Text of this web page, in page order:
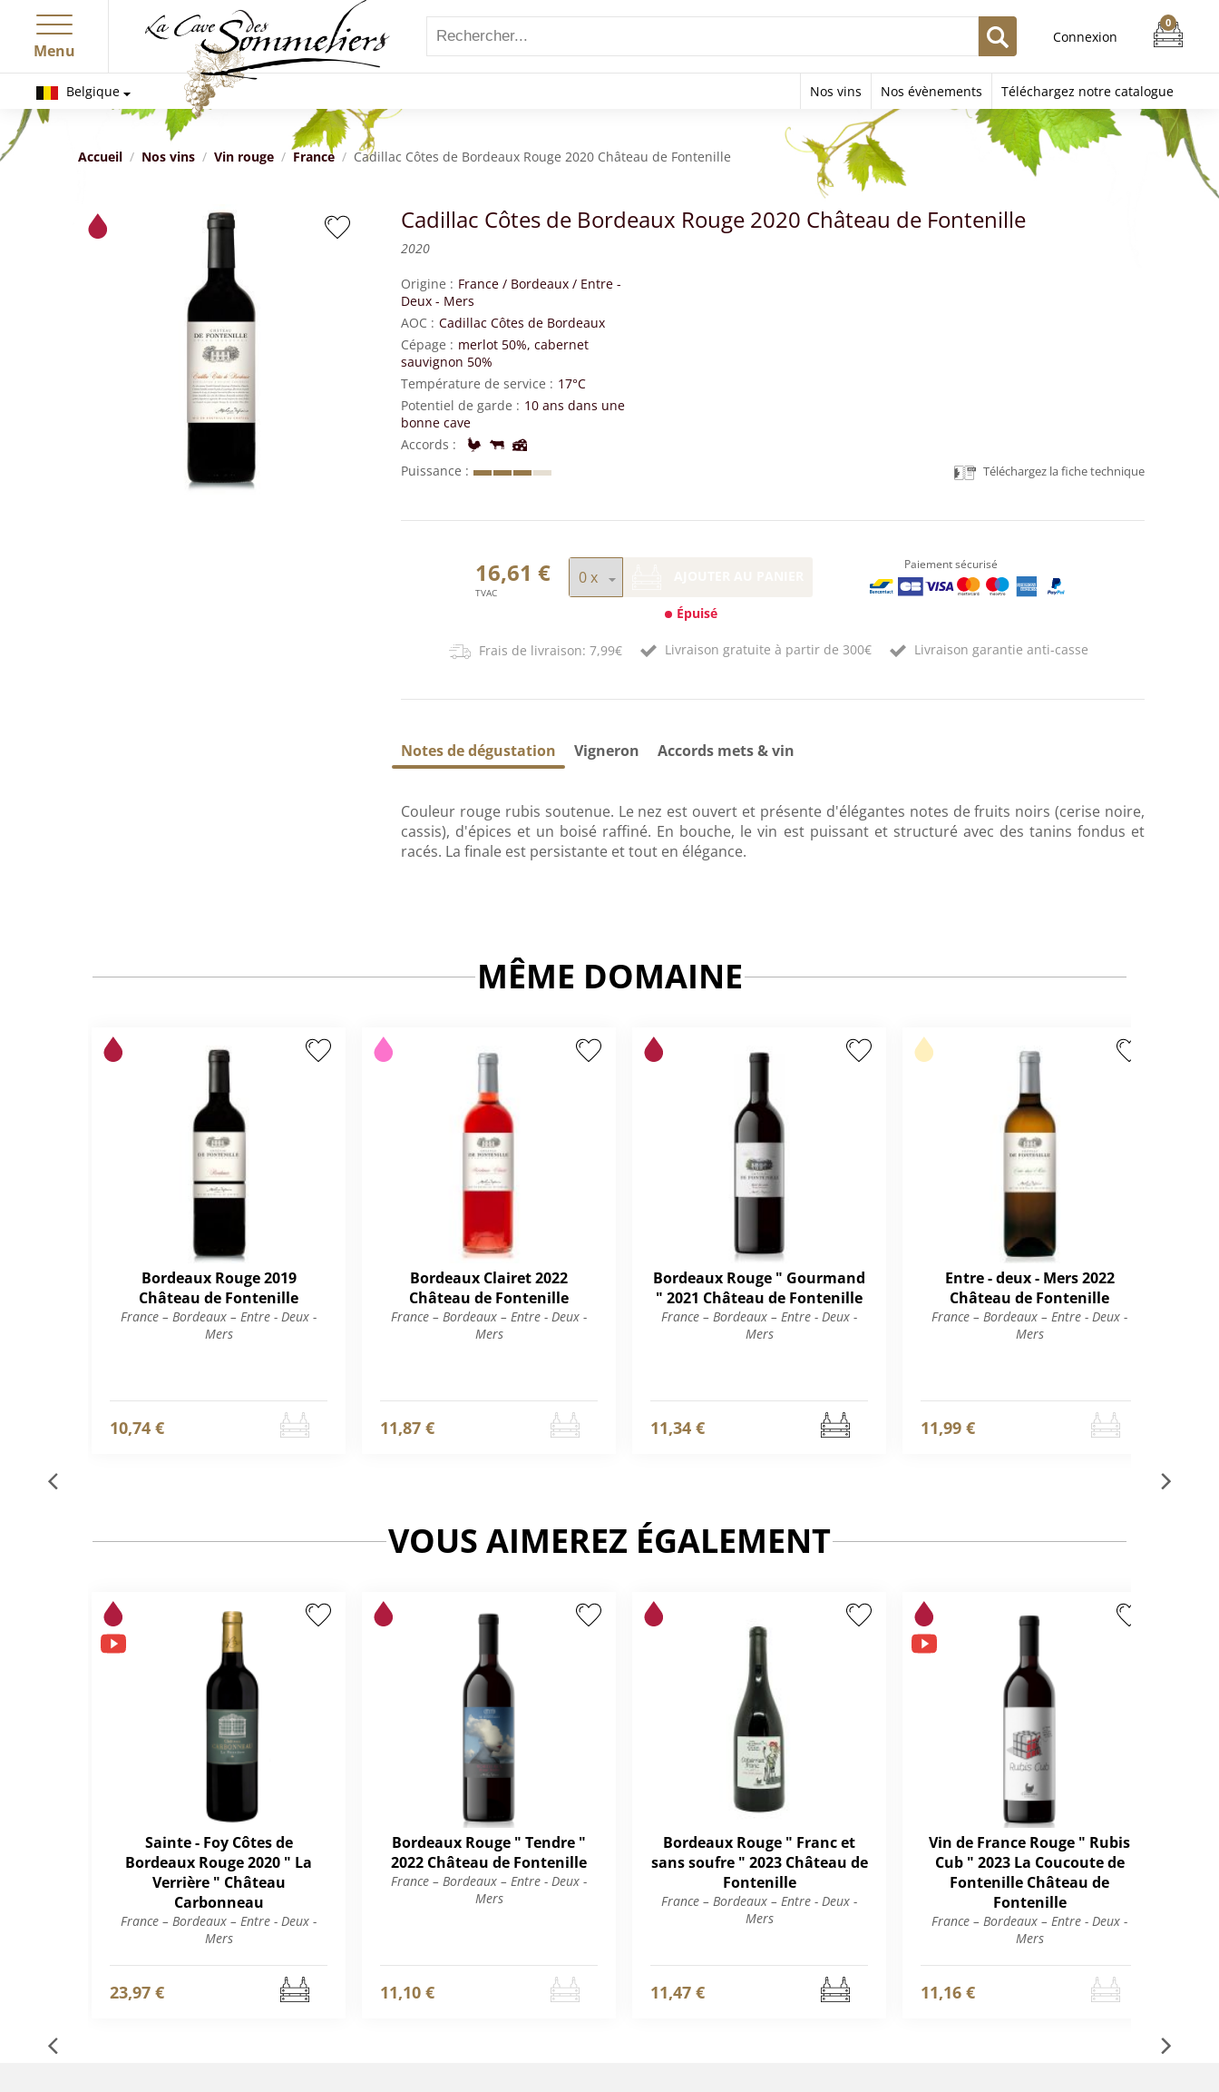
Connexion
Menu
Belgique Nos vins Nos évènements Téléchargez notre catalogue
Accueil Nos vins Vin rouge France Cadillac Côtes de Bordeaux Rouge 2020 Château de Fontenille
Cadillac Côtes de Bordeaux Rouge 2020 Château de Fontenille
2020
Origine France / Bordeaux / Entre -
Deux - Mers
AOC
Cadillac Côtes de Bordeaux
Cépage
merlot 50%, cabernet
sauvignon 50%
Température de service
17°C
Potentiel de garde
10 ans dans une
bonne cave
Accords
Puissance
Téléchargez la fiche technique
16,61 €
TVAC
Épuisé
Paiement sécurisé
Frais de livraison: 7,99€ Livraison gratuite à partir de 300€ Livraison garantie anti-casse
Notes de dégustation Vigneron Accords mets & vin
Couleur rouge rubis soutenue. Le nez est ouvert et présente d'élégantes notes de fruits noirs (cerise noire,
cassis), d'épices et un boisé raffiné. En bouche, le vin est puissant et structuré avec des tanins fondus et
racés. La finale est persistante et tout en élégance.
MÊME DOMAINE
Bordeaux Rouge 2019
Château de Fontenille
France – Bordeaux – Entre - Deux -
Mers
10,74 €
Bordeaux Clairet 2022
Château de Fontenille
France – Bordeaux – Entre - Deux -
Mers
11,87 €
Bordeaux Rouge " Gourmand
" 2021 Château de Fontenille
France – Bordeaux – Entre - Deux -
Mers
11,34 €
Entre - deux - Mers 2022
Château de Fontenille
France – Bordeaux – Entre - Deux -
Mers
11,99 €
VOUS AIMEREZ ÉGALEMENT
Sainte - Foy Côtes de
Bordeaux Rouge 2020 " La
Verrière " Château
Carbonneau
France – Bordeaux – Entre - Deux -
Mers
23,97 €
Bordeaux Rouge " Tendre "
2022 Château de Fontenille
France – Bordeaux – Entre - Deux -
Mers
11,10 €
Bordeaux Rouge " Franc et
sans soufre " 2023 Château de
Fontenille
France – Bordeaux – Entre - Deux -
Mers
11,47 €
Vin de France Rouge " Rubis
Cub " 2023 La Coucoute de
Fontenille Château de
Fontenille
France – Bordeaux – Entre - Deux -
Mers
11,16 €